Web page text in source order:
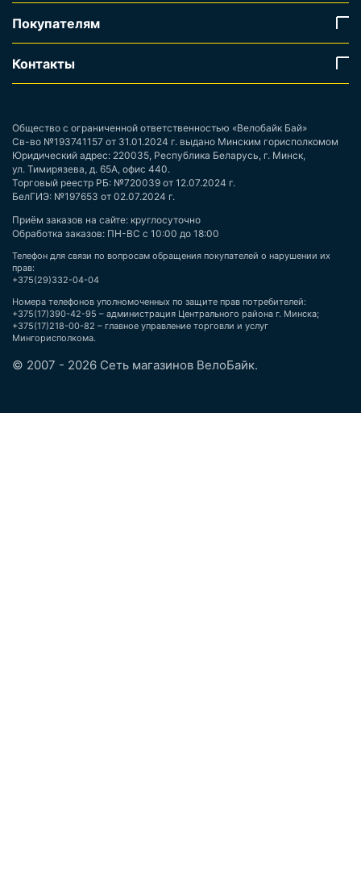
Покупателям
Контакты
Общество с ограниченной ответственностью «Велобайк Бай»
Св-во №193741157 от 31.01.2024 г. выдано Минским горисполкомом
Юридический адрес: 220035, Республика Беларусь, г. Минск,
ул. Тимирязева, д. 65А, офис 440.
Торговый реестр РБ: №720039 от 12.07.2024 г.
БелГИЭ: №197653 от 02.07.2024 г.
Приём заказов на сайте: круглосуточно
Обработка заказов: ПН-ВС с 10:00 до 18:00
Телефон для связи по вопросам обращения покупателей о нарушении их
прав:
+375(29)332-04-04
Номера телефонов уполномоченных по защите прав потребителей:
+375(17)390-42-95 – администрация Центрального района г. Минска;
+375(17)218-00-82 – главное управление торговли и услуг
Мингорисполкома.
© 2007 - 2026 Сеть магазинов ВелоБайк.